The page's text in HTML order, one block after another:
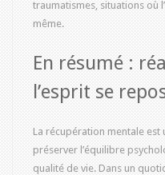
traumatismes, situations où
même.
En résumé :
l’esprit se
La récupération mentale
préserver l’équilibre
qualité de vie. Dans un